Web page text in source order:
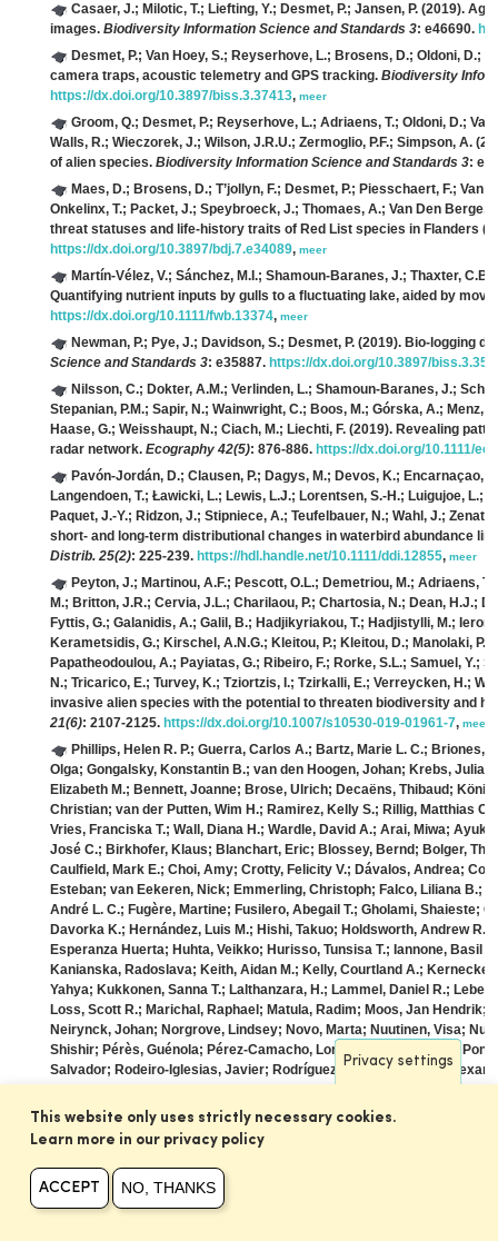
Casaer, J.; Milotic, T.; Liefting, Y.; Desmet, P.; Jansen, P. (2019).
images. Biodiversity Information Science and Standards 3: e46690.
Desmet, P.; Van Hoey, S.; Reyserhove, L.; Brosens, D.; Oldoni, D.;
camera traps, acoustic telemetry and GPS tracking. Biodiversity
https://dx.doi.org/10.3897/biss.3.37413, meer
Groom, Q.; Desmet, P.; Reyserhove, L.; Adriaens, T.; Oldoni, D.;
Walls, R.; Wieczorek, J.; Wilson, J.R.U.; Zermoglio, P.F.; Simpson, A.
of alien species. Biodiversity Information Science and Standards 3:
Maes, D.; Brosens, D.; T’jollyn, F.; Desmet, P.; Piesschaert, F.;
Onkelinx, T.; Packet, J.; Speybroeck, J.; Thomaes, A.; Van Den Berge,
threat statuses and life-history traits of Red List species in Flanders
https://dx.doi.org/10.3897/bdj.7.e34089, meer
Martín-Vélez, V.; Sánchez, M.I.; Shamoun-Baranes, J.; Thaxter,
Quantifying nutrient inputs by gulls to a fluctuating lake, aided by
https://dx.doi.org/10.1111/fwb.13374, meer
Newman, P.; Pye, J.; Davidson, S.; Desmet, P. (2019). Bio-logging
Science and Standards 3: e35887. https://dx.doi.org/10.3897/
Nilsson, C.; Dokter, A.M.; Verlinden, L.; Shamoun-Baranes, J.;
Stepanian, P.M.; Sapir, N.; Wainwright, C.; Boos, M.; Górska, A.; Menz,
Haase, G.; Weisshaupt, N.; Ciach, M.; Liechti, F. (2019). Revealing
radar network. Ecography 42(5): 876-886. https://dx.doi.org/10.1111/
Pavón-Jordán, D.; Clausen, P.; Dagys, M.; Devos, K.; Encarnaçao,
Langendoen, T.; Ławicki, L.; Lewis, L.J.; Lorentsen, S.-H.; Luigujoe, L.;
Paquet, J.-Y.; Ridzon, J.; Stipniece, A.; Teufelbauer, N.; Wahl, J.;
short- and long-term distributional changes in waterbird abundance
Distrib. 25(2): 225-239. https://hdl.handle.net/10.1111/ddi.12855, meer
Peyton, J.; Martinou, A.F.; Pescott, O.L.; Demetriou, M.; Adriaens,
M.; Britton, J.R.; Cervia, J.L.; Charilaou, P.; Chartosia, N.; Dean, H.J.;
Fyttis, G.; Galanidis, A.; Galil, B.; Hadjikyriakou, T.; Hadjistylli, M.;
Kerametsidis, G.; Kirschel, A.N.G.; Kleitou, P.; Kleitou, D.; Manolaki,
Papatheodoulou, A.; Payiatas, G.; Ribeiro, F.; Rorke, S.L.; Samuel, Y.;
N.; Tricarico, E.; Turvey, K.; Tziortzis, I.; Tzirkalli, E.; Verreycken, H.;
invasive alien species with the potential to threaten biodiversity and
21(6): 2107-2125. https://dx.doi.org/10.1007/s10530-019-01961-7, meer
Phillips, Helen R. P.; Guerra, Carlos A.; Bartz, Marie L. C.; Briones,
Olga; Gongalsky, Konstantin B.; van den Hoogen, Johan; Krebs,
Elizabeth M.; Bennett, Joanne; Brose, Ulrich; Decaëns, Thibaud;
Christian; van der Putten, Wim H.; Ramirez, Kelly S.; Rillig, Matthias
Vries, Franciska T.; Wall, Diana H.; Wardle, David A.; Arai, Miwa;
José C.; Birkhofer, Klaus; Blanchart, Eric; Blossey, Bernd; Bolger,
Caulfield, Mark E.; Choi, Amy; Crotty, Felicity V.; Dávalos, Andrea;
Esteban; van Eekeren, Nick; Emmerling, Christoph; Falco, Liliana B.;
André L. C.; Fugère, Martine; Fusilero, Abegail T.; Gholami, Shaieste;
Davorka K.; Hernández, Luis M.; Hishi, Takuo; Holdsworth, Andrew
Esperanza Huerta; Huhta, Veikko; Hurisso, Tunsisa T.; Iannone, Basil
Kanianska, Radoslava; Keith, Aidan M.; Kelly, Courtland A.;
Yahya; Kukkonen, Sanna T.; Lalthanzara, H.; Lammel, Daniel R.;
Loss, Scott R.; Marichal, Raphael; Matula, Radim; Moos, Jan
Neirynck, Johan; Norgrove, Lindsey; Novo, Marta; Nuutinen, Visa;
Shishir; Pérès, Guénola; Pérez-Camacho, Lorenzo; Piñeiro, Raúl;
Salvador; Rodeiro-Iglesias, Javier; Rodríguez, Miguel Á.; Roth,
P.; Singh, Jaswinder; Smith, Sandy M.; Steinwandter, Michael;
W.; Vanek, Steven J.; Virto, Iñigo; Wackett, Adrian A.; Warren, Matthew
Science (Wash.) 366(6464) : 480-485.
Reubens, J.; Verhelst, P.; van der Knaap, I; Wydooghe, B.; Milotic,
aquatic tracking networks: the permanent Belgian Acoustic Receiver
Privacy settings
This website only uses strictly necessary cookies.
Learn more in our privacy policy
ACCEPT NO, THANKS